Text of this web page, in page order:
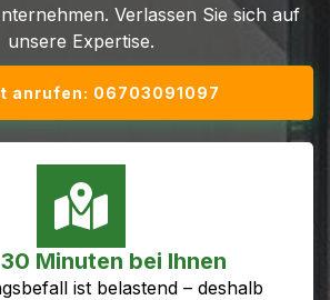
Verlassen Sie sich auf
unsere Expertise.
anrufen: 06703091097
Minuten bei Ihnen
ist belastend – deshalb